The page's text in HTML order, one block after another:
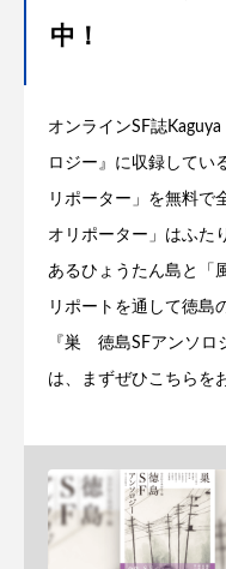
中！
オンラインSF誌
ロジー』に収録してい
リポーター」を無料で
オリポーター」はふた
あるひょうたん島と「
リポートを通して徳島
『巣 徳島SFアンソロ
は、まずぜひこちらを